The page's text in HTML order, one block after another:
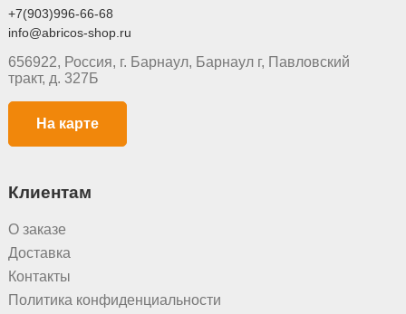
+7(903)996-66-68
info@abricos-shop.ru
656922, Россия, г. Барнаул, Барнаул г, Павловский
тракт, д. 327Б
На карте
Клиентам
О заказе
Доставка
Контакты
Политика конфиденциальности